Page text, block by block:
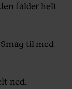
falder helt
til med
ned.